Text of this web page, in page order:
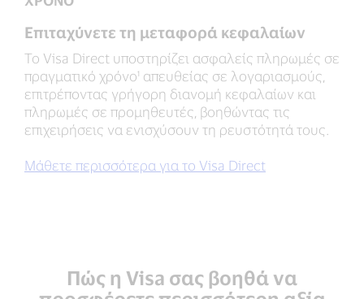
Επιταχύνετε τη μεταφορά κεφαλαίων
Το Visa Direct υποστηρίζει ασφαλείς πληρωμές σε
πραγματικό χρόνο¹ απευθείας σε λογαριασμούς,
επιτρέποντας γρήγορη διανομή κεφαλαίων και
πληρωμές σε προμηθευτές, βοηθώντας τις
επιχειρήσεις να ενισχύσουν τη ρευστότητά τους.
Μάθετε περισσότερα για το Visa Direct
Πώς η Visa σας βοηθά να